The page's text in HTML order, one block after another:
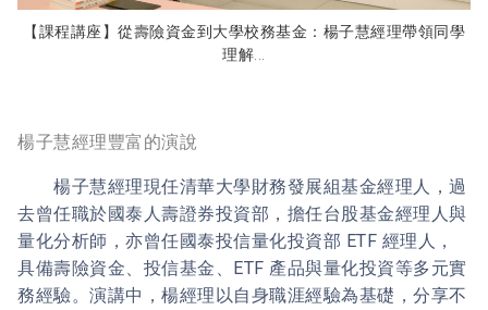
【課程講座】從壽險資金到大學校務基金：楊子慧經理帶領同學
理解...
楊子慧經理豐富的演說
楊子慧經理現任清華大學財務發展組基金經理人，過
去曾任職於國泰人壽證券投資部，擔任台股基金經理人與
量化分析師，亦曾任國泰投信量化投資部 ETF 經理人，
具備壽險資金、投信基金、ETF 產品與量化投資等多元實
務經驗。演講中，楊經理以自身職涯經驗為基礎，分享不